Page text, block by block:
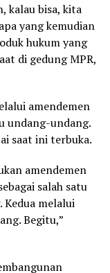
kalau bisa, kita
yang kemudian
hukum yang
di gedung MPR,
amendemen
undang-undang.
saat ini terbuka.
amendemen
salah satu
Kedua melalui
Begitu,”